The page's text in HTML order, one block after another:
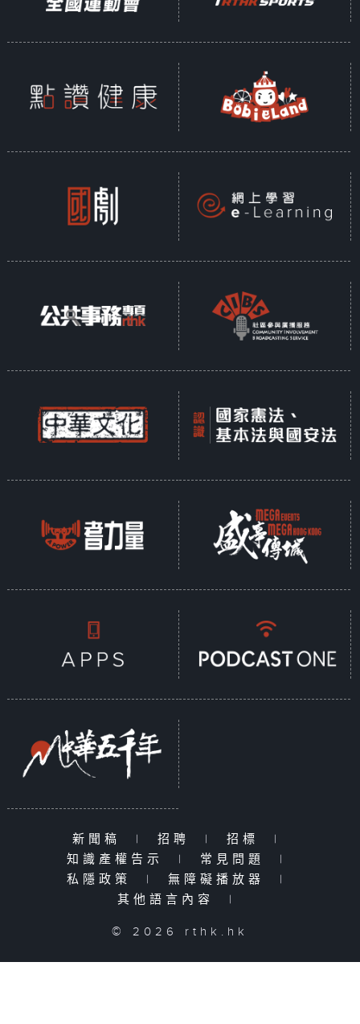
新聞稿 | 招聘 | 招標
|
知識產權告示
| 常見問題
|
私隱政策
| 無障礙播放器
|
其他語言內容
|
© 2026 rthk.hk